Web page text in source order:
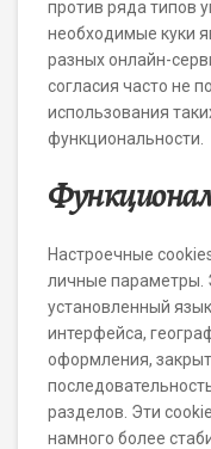
против ряда типов
необходимые куки
разных онлайн-
согласия часто не
использования
функциональности.
Настроечные
личные параметры.
установленный
интерфейса,
оформления,
разделов. Эти
намного более